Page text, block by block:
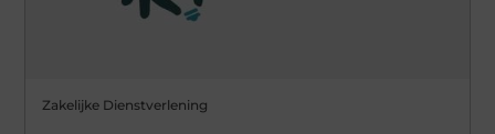
Zakelijke Dienstverlening